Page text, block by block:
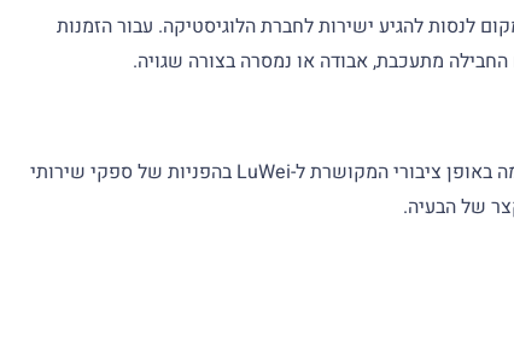
לנסות להגיע ישירות לחברת הלוגיסטיקה. עבור הזמנות
מתעכבת, אבודה או נמסרה בצורה שגויה.
אם אתם עדיין צריכים ליצור קשר עם התמיכה של LuWei, התחילו עם פורטל המעקב וכל פרטי הקשר המוצגים שם. כתובת דוא"ל תמיכה רשומה באופן ציבורי המקושרת ל-LuWei בהפניות של ספקי שירותי